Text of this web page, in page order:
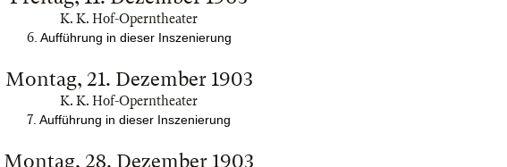
K. K. Hof-Operntheater
6. Aufführung in dieser Inszenierung
Montag, 21. Dezember 1903
K. K. Hof-Operntheater
7 Aufführung in dieser Inszenierung
Montag, 28. Dezember 1903